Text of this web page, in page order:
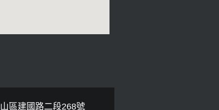
區建國路二段268號